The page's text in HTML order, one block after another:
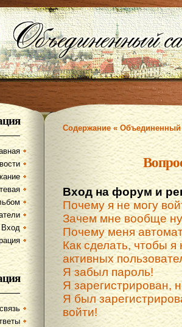
Вход
Содержание «
Вход на форум и
Почему я не могу
Зачем мне вообще
Почему меня
Как сделать, чтобы я
активных
Я забыл пароль!
Я зарегистрирован,
Я был
войти!